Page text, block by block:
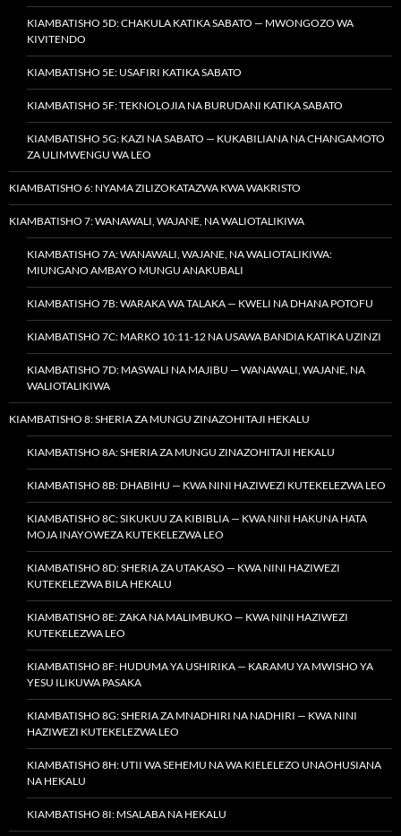
KIAMBATISHO 5D: CHAKULA KATIKA SABATO — MWONGOZO WA
KIVITENDO
KIAMBATISHO 5E: USAFIRI KATIKA SABATO
KIAMBATISHO 5F: TEKNOLOJIA NA BURUDANI KATIKA SABATO
KIAMBATISHO 5G: KAZI NA SABATO — KUKABILIANA NA CHANGAMOTO
ZA ULIMWENGU WA LEO
KIAMBATISHO 6: NYAMA ZILIZOKATAZWA KWA WAKRISTO
KIAMBATISHO 7: WANAWALI, WAJANE, NA WALIOTALIKIWA
KIAMBATISHO 7A: WANAWALI, WAJANE, NA WALIOTALIKIWA:
MIUNGANO AMBAYO MUNGU ANAKUBALI
KIAMBATISHO 7B: WARAKA WA TALAKA — KWELI NA DHANA POTOFU
KIAMBATISHO 7C: MARKO 10:11-12 NA USAWA BANDIA KATIKA UZINZI
KIAMBATISHO 7D: MASWALI NA MAJIBU — WANAWALI, WAJANE, NA
WALIOTALIKIWA
KIAMBATISHO 8: SHERIA ZA MUNGU ZINAZOHITAJI HEKALU
KIAMBATISHO 8A: SHERIA ZA MUNGU ZINAZOHITAJI HEKALU
KIAMBATISHO 8B: DHABIHU — KWA NINI HAZIWEZI KUTEKELEZWA LEO
KIAMBATISHO 8C: SIKUKUU ZA KIBIBLIA — KWA NINI HAKUNA HATA
MOJA INAYOWEZA KUTEKELEZWA LEO
KIAMBATISHO 8D: SHERIA ZA UTAKASO — KWA NINI HAZIWEZI
KUTEKELEZWA BILA HEKALU
KIAMBATISHO 8E: ZAKA NA MALIMBUKO — KWA NINI HAZIWEZI
KUTEKELEZWA LEO
KIAMBATISHO 8F: HUDUMA YA USHIRIKA — KARAMU YA MWISHO YA
YESU ILIKUWA PASAKA
KIAMBATISHO 8G: SHERIA ZA MNADHIRI NA NADHIRI — KWA NINI
HAZIWEZI KUTEKELEZWA LEO
KIAMBATISHO 8H: UTII WA SEHEMU NA WA KIELELEZO UNAOHUSIANA
NA HEKALU
KIAMBATISHO 8I: MSALABA NA HEKALU